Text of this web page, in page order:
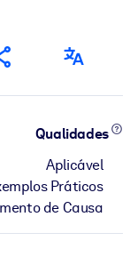
Qualidades
Aplicável
Práticos
de Causa